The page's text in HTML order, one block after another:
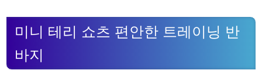
미니 테리 쇼츠 편안한 트레이닝 반
바지